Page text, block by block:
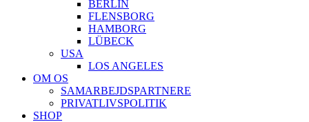
BERLIN
FLENSBORG
HAMBORG
LÜBECK
USA
LOS ANGELES
OM OS
SAMARBEJDSPARTNERE
PRIVATLIVSPOLITIK
SHOP